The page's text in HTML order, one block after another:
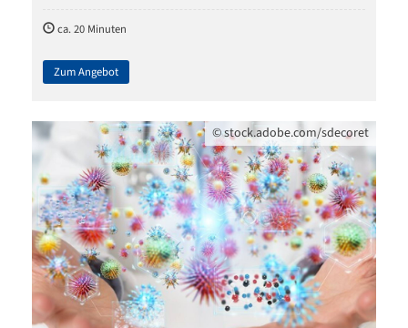
ca. 20 Minuten
Zum Angebot
©stock.adobe.com/sdecoret